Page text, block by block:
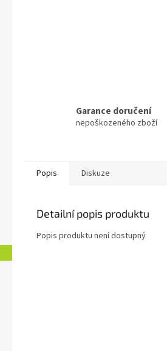
Garance doručení
nepoškozeného zboží
Popis Diskuze
Detailní popis produktu
Popis produktu není dostupný